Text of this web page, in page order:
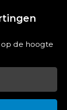
de hoogte